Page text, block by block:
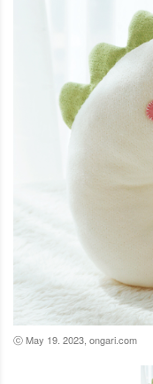
ⓒ May 19. 2023, ongari.com